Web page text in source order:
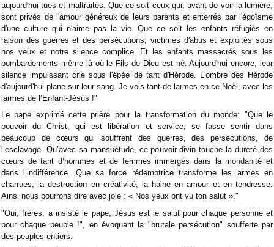
aujourd'hui tués et maltraités. Que ce soit ceux qui, avant de voir la lumière,
sont privés de l'amour généreux de leurs parents et enterrés par l'égoïsme
d'une culture qui n'aime pas la vie. Que ce soit les enfants réfugiés en
raison des guerres et des persécutions, victimes d'abus et exploités sous
nos yeux et notre silence complice. Et les enfants massacrés sous les
bombardements même là où le Fils de Dieu est né. Aujourd'hui encore, leur
silence impuissant crie sous l'épée de tant d'Hérode. L'ombre des Hérode
d'aujourd'hui plane sur leur sang. Je vois tant de larmes en ce Noël, avec les
larmes de l’Enfant-Jésus !"
Le pape exprimé cette prière pour la transformation du monde: "Que le
pouvoir du Christ, qui est libération et service, se fasse sentir dans
beaucoup de cœurs qui souffrent des guerres, des persécutions, de
l’esclavage. Qu’avec sa mansuétude, ce pouvoir divin touche la dureté des
cœurs de tant d’hommes et de femmes immergés dans la mondanité et
dans l’indifférence. Que sa force rédemptrice transforme les armes en
charrues, la destruction en créativité, la haine en amour et en tendresse.
Ainsi nous pourrons dire avec joie : « Nos yeux ont vu ton salut »."
"Oui, frères, a insisté le pape, Jésus est le salut pour chaque personne et
pour chaque peuple !", en évoquant la "brutale persécution" soufferte par
des peuples entiers.